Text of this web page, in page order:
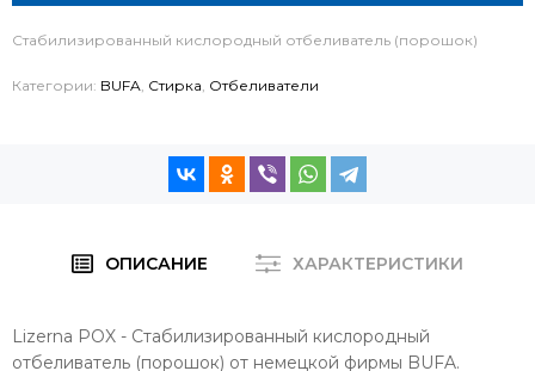
Стабилизированный кислородный отбеливатель (порошок)
Категории: BUFA, Стирка, Отбеливатели
ОПИСАНИЕ ХАРАКТЕРИСТИКИ
Lizerna POX - Стабилизированный кислородный
отбеливатель (порошок) от немецкой фирмы BUFA.